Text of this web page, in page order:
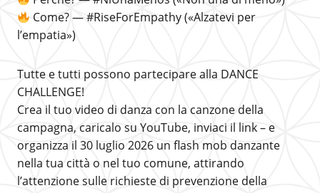
Come? — #RiseForEmpathy («Alzatevi per
l’empatia»)
Tutte e tutti possono partecipare alla DANCE
CHALLENGE!
Crea il tuo video di danza con la canzone della
campagna, caricalo su YouTube, inviaci il link – e
organizza il 30 luglio 2026 un flash mob danzante
nella tua città o nel tuo comune, attirando
l’attenzione sulle richieste di prevenzione della